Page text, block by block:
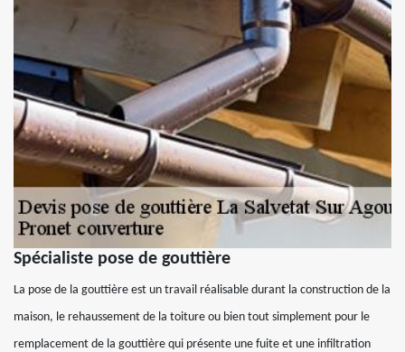
Spécialiste pose de gouttière
La pose de la gouttière est un travail réalisable durant la construction de la
maison, le rehaussement de la toiture ou bien tout simplement pour le
remplacement de la gouttière qui présente une fuite et une infiltration